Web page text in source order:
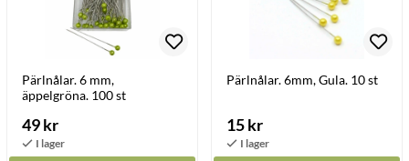
Pärlnålar. 6 mm,
äppelgröna. 100 st
49 kr
Pärlnålar. 6mm, Gula. 10 st
15 kr